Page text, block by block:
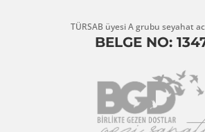
TÜRSAB üyesi A grubu seyahat
BELGE NO: